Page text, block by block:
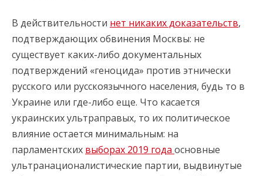
В действительности нет никаких доказательств,
подтверждающих обвинения Москвы: не
существует каких-либо документальных
подтверждений «геноцида» против этнически
русского или русскоязычного населения, будь то в
Украине или где-либо еще. Что касается
украинских ультраправых, то их политическое
влияние остается минимальным: на
парламентских выборах 2019 года основные
ультранационалистические партии, выдвинутые